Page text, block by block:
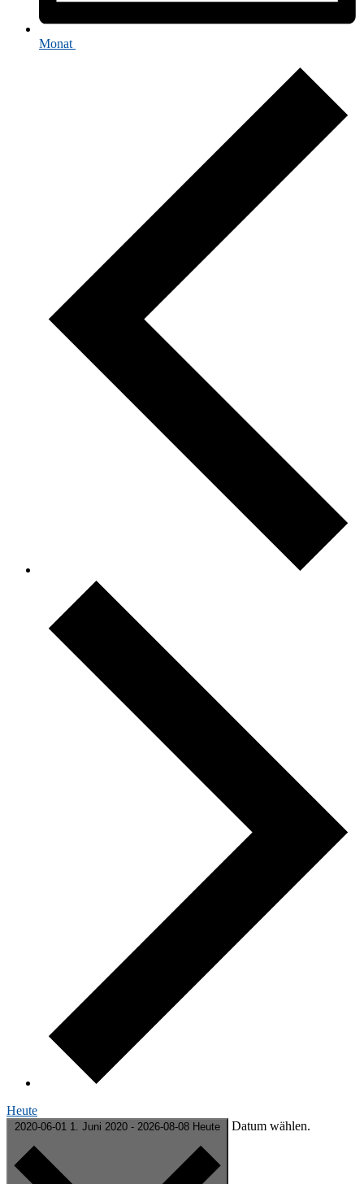
Monat
Heute
2020-06-01 1. Juni 2020 - 2026-08-08 Heute Da­tum wählen.